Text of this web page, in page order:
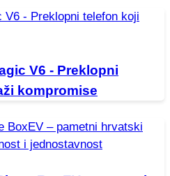
V6 - Preklopni
kompromise